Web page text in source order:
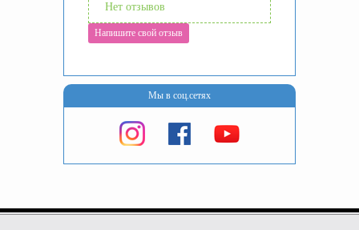
Нет отзывов
Напишите свой отзыв
Мы в соц.сетях